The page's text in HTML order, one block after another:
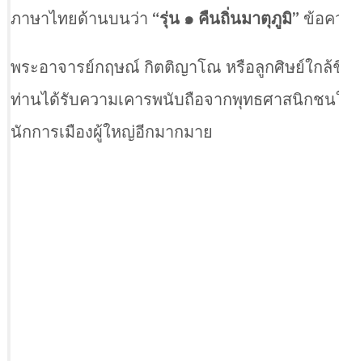
ภาษาไทยด้านบนว่า “รุ่น ๑ คืนถิ่นมาตุภูมิ” ข้อค
พระอาจารย์กฤษณ์ กิตติญาโณ หรือลูกศิษย์ใกล้
ท่านได้รับความเคารพนับถือจากพุทธศาสนิกช
นักการเมืองผู้ใหญ่อีกมากมาย